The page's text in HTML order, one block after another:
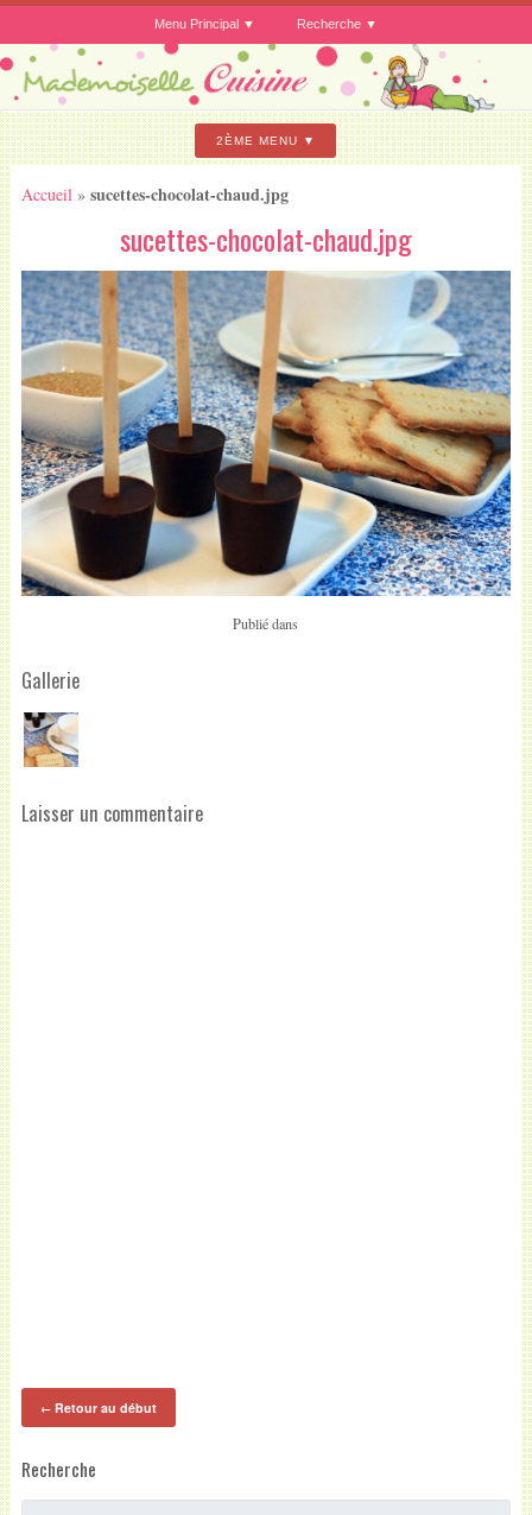
Menu Principal Recherche
2ÈME MENU
Accueil » sucettes-chocolat-chaud.jpg
sucettes-chocolat-chaud.jpg
Publié dans
Gallerie
Laisser un commentaire
←Retour au début
Recherche